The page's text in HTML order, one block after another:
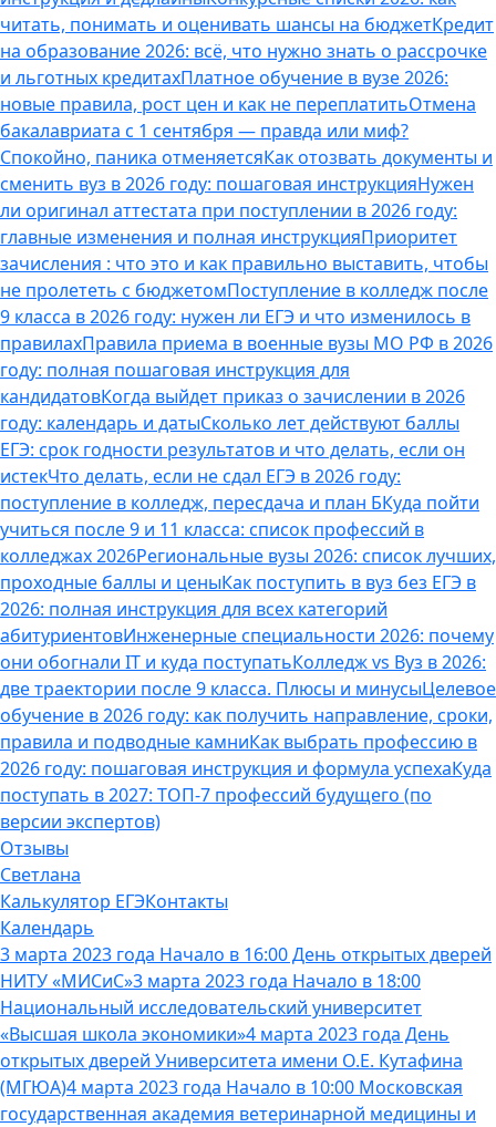
читать, понимать и оценивать шансы на бюджетКредит
на образование 2026: всё, что нужно знать о рассрочке
и льготных кредитахПлатное обучение в вузе 2026:
новые правила, рост цен и как не переплатитьОтмена
бакалавриата с 1 сентября — правда или миф?
Спокойно, паника отменяетсяКак отозвать документы и
сменить вуз в 2026 году: пошаговая инструкцияНужен
ли оригинал аттестата при поступлении в 2026 году:
главные изменения и полная инструкцияПриоритет
зачисления : что это и как правильно выставить, чтобы
не пролететь с бюджетомПоступление в колледж после
9 класса в 2026 году: нужен ли ЕГЭ и что изменилось в
правилахПравила приема в военные вузы МО РФ в 2026
году: полная пошаговая инструкция для
кандидатовКогда выйдет приказ о зачислении в 2026
году: календарь и датыСколько лет действуют баллы
ЕГЭ: срок годности результатов и что делать, если он
истекЧто делать, если не сдал ЕГЭ в 2026 году:
поступление в колледж, пересдача и план БКуда пойти
учиться после 9 и 11 класса: список профессий в
колледжах 2026Региональные вузы 2026: список лучших,
проходные баллы и ценыКак поступить в вуз без ЕГЭ в
2026: полная инструкция для всех категорий
абитуриентовИнженерные специальности 2026: почему
они обогнали IT и куда поступатьКолледж vs Вуз в 2026:
две траектории после 9 класса. Плюсы и минусыЦелевое
обучение в 2026 году: как получить направление, сроки,
правила и подводные камниКак выбрать профессию в
2026 году: пошаговая инструкция и формула успехаКуда
поступать в 2027: ТОП-7 профессий будущего (по
версии экспертов)
Отзывы
Светлана
Калькулятор ЕГЭКонтакты
Календарь
3 марта 2023 года Начало в 16:00 День открытых дверей
НИТУ «МИСиС»3 марта 2023 года Начало в 18:00
Национальный исследовательский университет
«Высшая школа экономики»4 марта 2023 года День
открытых дверей Университета имени О.Е. Кутафина
(МГЮА)4 марта 2023 года Начало в 10:00 Московская
государственная академия ветеринарной медицины и